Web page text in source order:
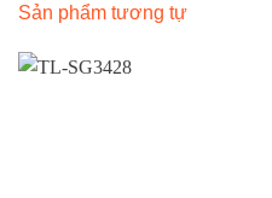
Sản phẩm tương tự